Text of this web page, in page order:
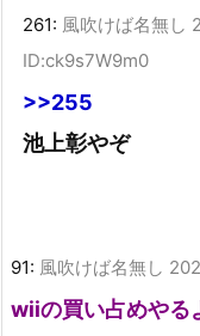
261: 風吹けば名無し
ID:ck9s7W9m0
>>255
池上彰やぞ
91: 風吹けば名無し
wiiの買い占めやる